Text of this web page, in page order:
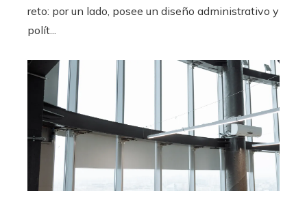
reto: por un lado, posee un diseño administrativo y
polít...